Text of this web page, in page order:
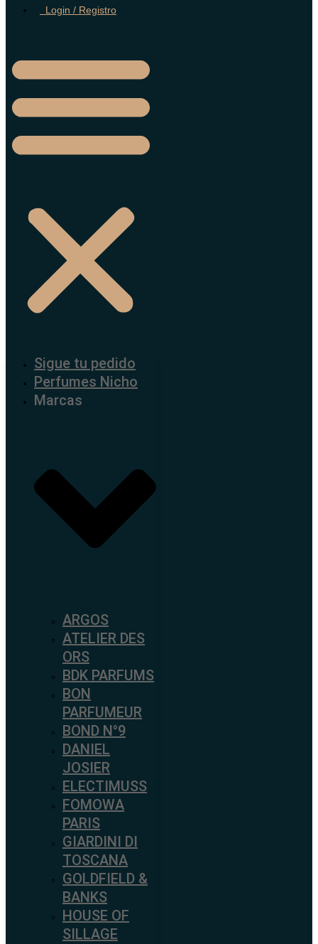
Login / Registro
Sigue tu pedido
Perfumes Nicho
Marcas
ARGOS
ATELIER DES
ORS
BDK PARFUMS
BON
PARFUMEUR
BOND N°9
DANIEL
JOSIER
ELECTIMUSS
FOMOWA
PARIS
GIARDINI DI
TOSCANA
GOLDFIELD &
BANKS
HOUSE OF
SILLAGE